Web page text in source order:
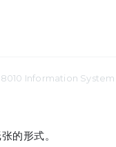
Information System
的形式。